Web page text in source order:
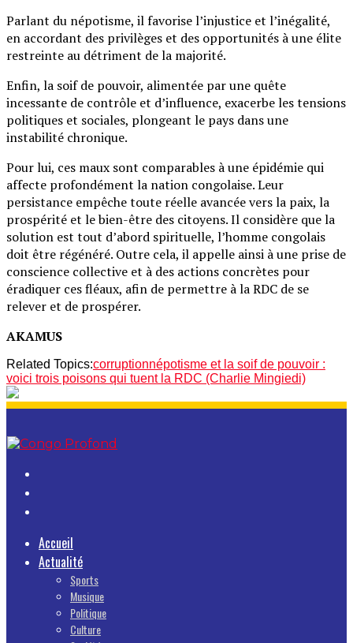
Parlant du népotisme, il favorise l’injustice et l’inégalité,
en accordant des privilèges et des opportunités à une élite
restreinte au détriment de la majorité.
Enfin, la soif de pouvoir, alimentée par une quête
incessante de contrôle et d’influence, exacerbe les tensions
politiques et sociales, plongeant le pays dans une
instabilité chronique.
Pour lui, ces maux sont comparables à une épidémie qui
affecte profondément la nation congolaise. Leur
persistance empêche toute réelle avancée vers la paix, la
prospérité et le bien-être des citoyens. Il considère que la
solution est tout d’abord spirituelle, l’homme congolais
doit être régénéré. Outre cela, il appelle ainsi à une prise de
conscience collective et à des actions concrètes pour
éradiquer ces fléaux, afin de permettre à la RDC de se
relever et de prospérer.
AKAMUS
Related Topics:corruptionnépotisme et la soif de pouvoir :
voici trois poisons qui tuent la RDC (Charlie Mingiedi)
Accueil
Actualité
Sports
Musique
Politique
Culture